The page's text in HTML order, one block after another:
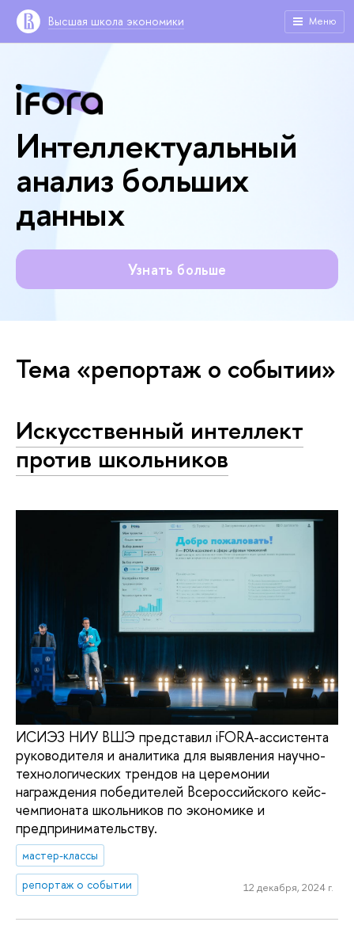
Высшая школа экономики Меню
Интеллектуальный
анализ больших
данных
Узнать больше
Тема «репортаж о событии»
Искусственный интеллект
против школьников
ИСИЭЗ НИУ ВШЭ представил iFORA-ассистента
руководителя и аналитика для выявления научно-
технологических трендов на церемонии
награждения победителей Всероссийского кейс-
чемпионата школьников по экономике и
предпринимательству.
мастер-классы
репортаж о событии
12 декабря, 2024 г.